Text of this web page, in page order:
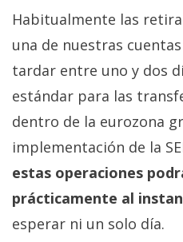
Contacto
/
Sobre
nosotros
/
Publicidad
/
Cambiar
opciones
de
privacidad
/
Habitualmente las
una de nuestras
tardar entre uno y dos
estándar para las
dentro de la eurozona
implementación de la
estas operaciones
prácticamente al
esperar ni un solo día.